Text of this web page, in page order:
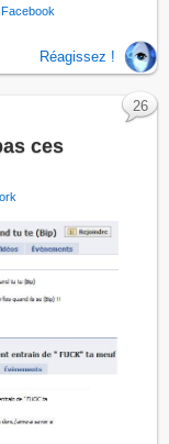
Facebook
Réagissez !
ces
26